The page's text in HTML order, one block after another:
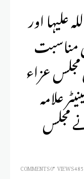
علیہا اور
مناسبت
عزاء
علامہ
مجلس
485 VIEWS
0 COMMENTS